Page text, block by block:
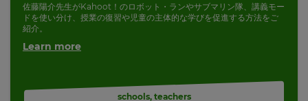
佐藤陽介先生がKahoot！のロボット・ランやサブマリン隊、講義モー
ドを使い分け、授業の復習や児童の主体的な学びを促進する方法をご
紹介。
Learn more
schools, teachers